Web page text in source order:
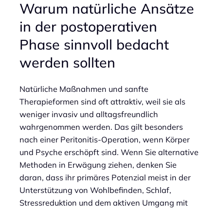
Warum natürliche Ansätze
in der postoperativen
Phase sinnvoll bedacht
werden sollten
Natürliche Maßnahmen und sanfte
Therapieformen sind oft attraktiv, weil sie als
weniger invasiv und alltagsfreundlich
wahrgenommen werden. Das gilt besonders
nach einer Peritonitis-Operation, wenn Körper
und Psyche erschöpft sind. Wenn Sie alternative
Methoden in Erwägung ziehen, denken Sie
daran, dass ihr primäres Potenzial meist in der
Unterstützung von Wohlbefinden, Schlaf,
Stressreduktion und dem aktiven Umgang mit